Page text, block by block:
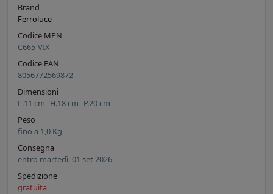
Brand
Ferroluce
Codice MPN
C665-VIX
Codice EAN
8056772569872
Dimensioni
L.11 cm H.18 cm P.20 cm
Peso
fino a 1,0 Kg
Consegna
entro martedì, 01 set 2026
Spedizione
gratuita